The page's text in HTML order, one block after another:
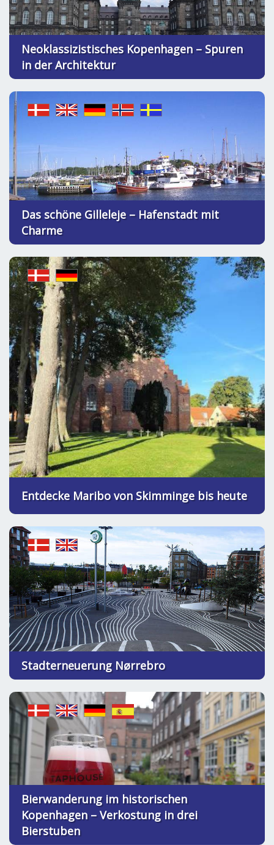
Neoklassizistisches Kopenhagen – Spuren
in der Architektur
Das schöne Gilleleje – Hafenstadt mit
Charme
Entdecke Maribo von Skimminge bis heute
Stadterneuerung Nørrebro
Bierwanderung im historischen
Kopenhagen – Verkostung in drei
Bierstuben